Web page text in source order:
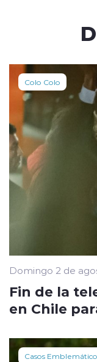
Colo Colo
Domingo 2 de
Fin de la
en Chile
Casos